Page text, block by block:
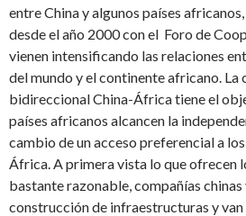
entre China y algunos países
desde el año 2000 con el Foro de
vienen intensificando las relaciones
del mundo y el continente africano. La
bidireccional China-África tiene el
países africanos alcancen la
cambio de un acceso preferencial a
África. A primera vista lo que ofrecen
bastante razonable, compañías chinas
construcción de infraestructuras y